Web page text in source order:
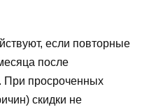
если повторные
после
При просроченных
скидки не